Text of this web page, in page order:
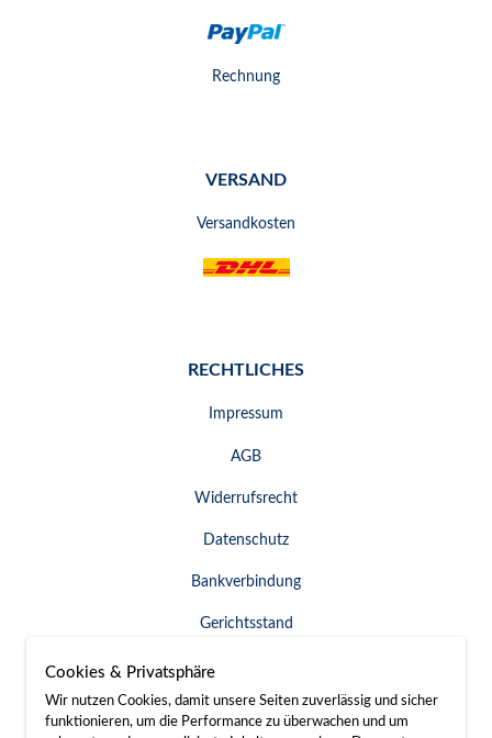
Rechnung
VERSAND
Versandkosten
RECHTLICHES
Impressum
AGB
Widerrufsrecht
Datenschutz
Bankverbindung
Gerichtsstand
Widerruf erklären
Cookies & Privatsphäre
Wir nutzen Cookies, damit unsere Seiten zuverlässig und sicher
funktionieren, um die Performance zu überwachen und um